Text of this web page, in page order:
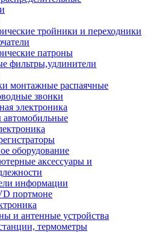
тройники и переходники
патроны
фильтры,удлинители
монтажные распаячные
звонки
электроника
оборудование
аксессуары и
информации
портмоне
и антенные устройства
термометры